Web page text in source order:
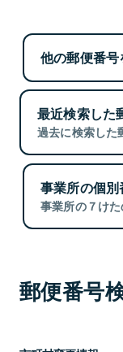
他の郵便番
最近検索した
過去に検索した
事業所の個
事業所の７けた
郵便番号